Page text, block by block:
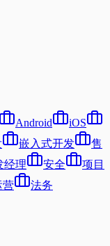
Android
iOS
嵌入式开发
售
经理 安全
项目
营
法务